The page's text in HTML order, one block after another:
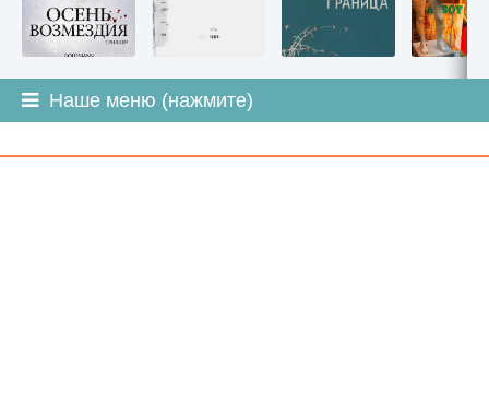
Наше меню (нажмите)